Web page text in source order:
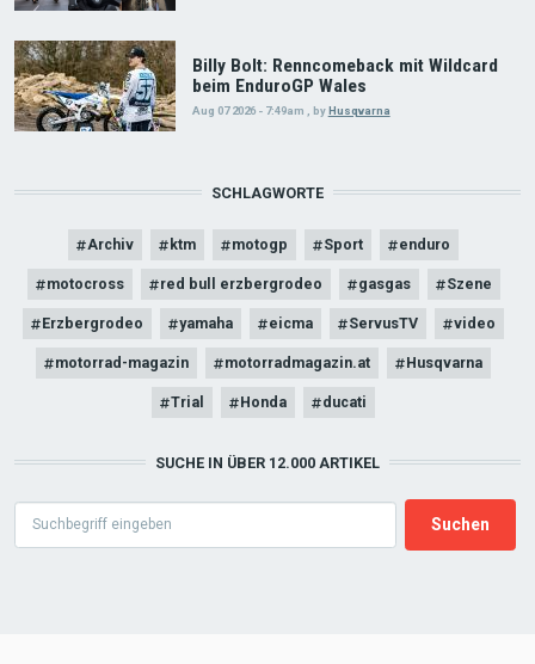
Billy Bolt: Renncomeback mit Wildcard
beim EnduroGP Wales
Aug 07 2026 - 7:49am byHusqvarna
SCHLAGWORTE
Archiv ktm motogp Sport enduro
motocross red bull erzbergrodeo gasgas Szene
Erzbergrodeo yamaha eicma ServusTV video
motorrad-magazin motorradmagazin.at Husqvarna
Trial Honda ducati
SUCHE IN ÜBER 12.000 ARTIKEL